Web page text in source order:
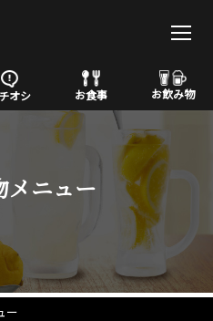
オシ お食事 お飲み物
メニュー
ー